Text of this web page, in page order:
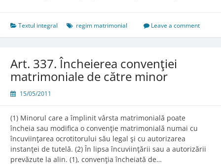
Textul integral regim matrimonial Leave a comment
Art. 337. Încheierea convenţiei
matrimoniale de către minor
15/05/2011
(1) Minorul care a împlinit vârsta matrimonială poate
încheia sau modifica o convenţie matrimonială numai cu
încuviinţarea ocrotitorului său legal şi cu autorizarea
instanţei de tutelă. (2) În lipsa încuviinţării sau a autorizării
prevăzute la alin. (1), convenţia încheiată de…